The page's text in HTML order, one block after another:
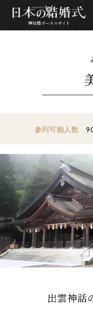
J
衣裳を探す
和婚コラム
先輩カップル実
神社婚ポータルサイト
参列可能人数
出雲神話